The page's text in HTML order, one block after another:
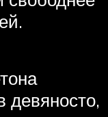
девяносто,